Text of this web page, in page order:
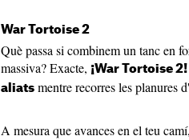
War Tortoise 2
Què passa si combinem un tanc en
massiva? Exacte, ¡War Tortoise 2!
aliats mentre recorres les planures
A mesura que avances en el teu